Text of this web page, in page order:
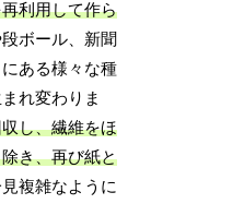
利用して作ら
ボール、新聞
ある様々な種
れ変わりま
し、繊維をほ
き、再び紙と
複雑なように